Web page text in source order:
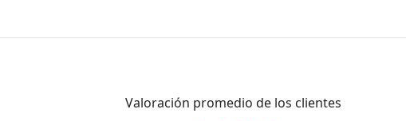
Valoración promedio de los clientes